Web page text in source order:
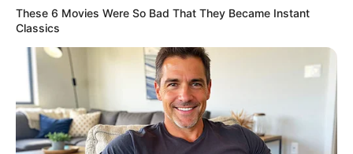
แชร์
These 6 Movies Were So Bad That They Became Instant
Classics